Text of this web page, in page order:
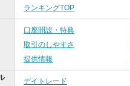
ランキングTOP
口座開設・特典
取引のしやすさ
提供情報
デイトレード